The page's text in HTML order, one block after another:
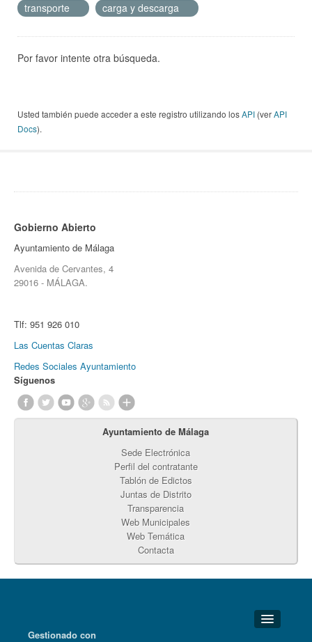
transporte
carga y descarga
Por favor intente otra búsqueda.
Usted también puede acceder a este registro utilizando losAPI (verAPI
Docs).
Gobierno Abierto
Ayuntamiento de Málaga
Avenida de Cervantes, 4
29016 - MÁLAGA.
Tlf: 951 926 010
Las Cuentas Claras
Redes Sociales Ayuntamiento
Síguenos
Ayuntamiento de Málaga
Sede Electrónica
Perfil del contratante
Tablón de Edictos
Juntas de Distrito
Transparencia
Web Municipales
Web Temática
Contacta
Gestionado con